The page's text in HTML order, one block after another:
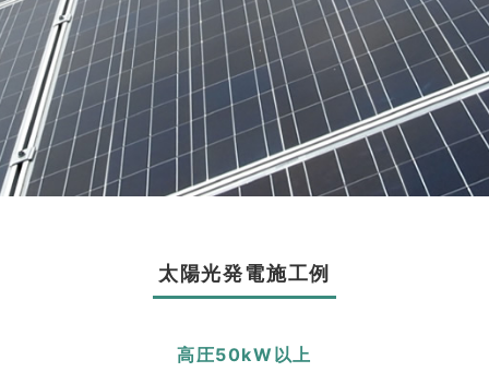
太陽光発電施工例
高圧50kW以上